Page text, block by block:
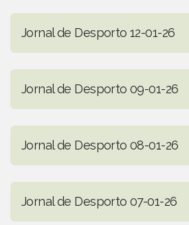
Jornal de Desporto 12-01-26
Jornal de Desporto 09-01-26
Jornal de Desporto 08-01-26
Jornal de Desporto 07-01-26